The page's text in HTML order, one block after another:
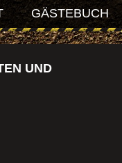
GÄSTEBUCH
UND